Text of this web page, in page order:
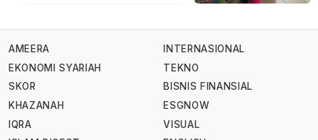
AMEERA
EKONOMI SYARIAH
SKOR
KHAZANAH
IQRA
INTERNASIONAL
TEKNO
BISNIS FINANSIAL
ESGNOW
VISUAL